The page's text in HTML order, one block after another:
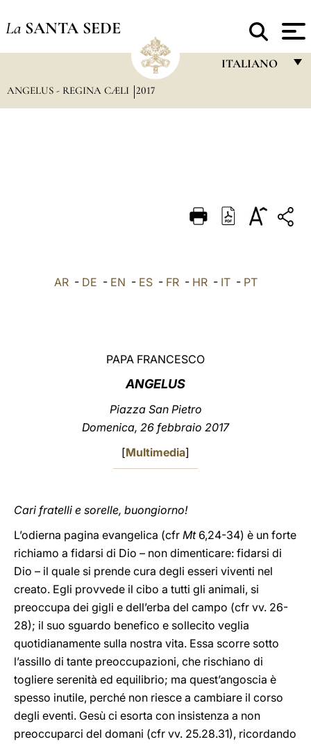
La SANTA SEDE
ITALIANO
DEUTSCH
العربيّة
ANGELUS - REGINA CÆLI 2017
AR- DE - EN - ES- FR- HR- IT- PT
PAPA FRANCESCO
ANGELUS
Piazza San Pietro
Domenica, 26 febbraio 2017
[Multimedia]
Cari fratelli e sorelle, buongiorno!
L’odierna pagina evangelica (cfr Mt6,24-34) è un forte
richiamo a fidarsi di Dio – non dimenticare: fidarsi di
Dio – il quale si prende cura degli esseri viventi nel
creato. Egli provvede il cibo a tutti gli animali, si
preoccupa dei gigli e dell’erba del campo (cfr vv. 26-
28); il suo sguardo benefico e sollecito veglia
quotidianamente sulla nostra vita. Essa scorre sotto
l’assillo di tante preoccupazioni, che rischiano di
togliere serenità ed equilibrio; ma quest’angoscia è
spesso inutile, perché non riesce a cambiare il corso
degli eventi. Gesù ci esorta con insistenza a non
preoccuparci del domani (cfr vv. 25.28.31), ricordando